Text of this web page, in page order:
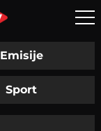
Emisije
Sport